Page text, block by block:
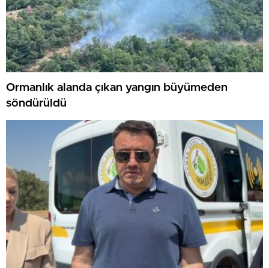
Ormanlık alanda çıkan yangın büyümeden
söndürüldü